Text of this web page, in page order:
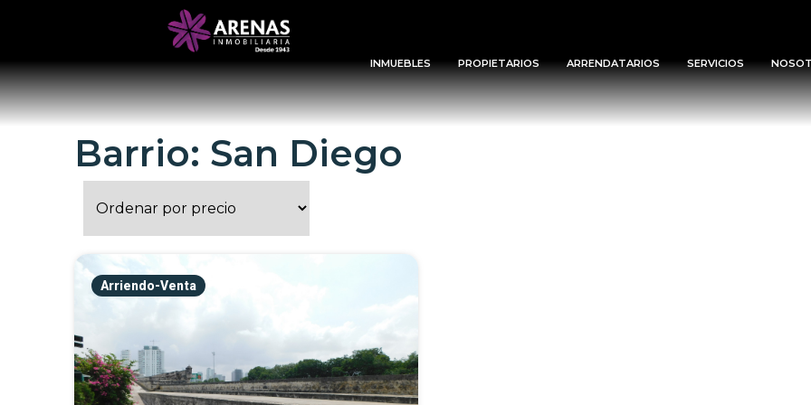
INMUEBLES PROPIETARIOS ARRENDATARIOS SERVICIOS
Barrio: San Diego
Arriendo-Venta